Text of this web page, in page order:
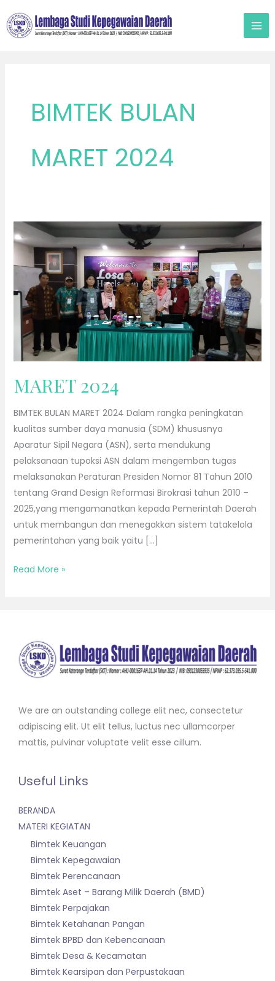
ke
konten
BIMTEK BULAN
MARET 2024
MARET 2024
BIMTEK BULAN MARET 2024 Dalam rangka peningkatan
kualitas sumber daya manusia (SDM) khususnya
Aparatur Sipil Negara (ASN), serta mendukung
pelaksanaan tupoksi ASN dalam mengemban tugas
melaksanakan Peraturan Presiden Nomor 81 Tahun 2010
tentang Grand Design Reformasi Birokrasi tahun 2010 –
2025,yang mengamanatkan kepada Pemerintah Daerah
untuk membangun dan menegakkan sistem tatakelola
pemerintahan yang baik yaitu […]
MARET
2024
Read More »
We are an outstanding college elit nec, consectetur
adipiscing elit. Ut elit tellus, luctus nec ullamcorper
mattis, pulvinar voluptate velit esse cillum.
Useful Links
BERANDA
MATERI KEGIATAN
Bimtek Keuangan
Bimtek Kepegawaian
Bimtek Perencanaan
Bimtek Aset – Barang Milik Daerah (BMD)
Bimtek Perpajakan
Bimtek Ketahanan Pangan
Bimtek BPBD dan Kebencanaan
Bimtek Desa & Kecamatan
Bimtek Kearsipan dan Perpustakaan